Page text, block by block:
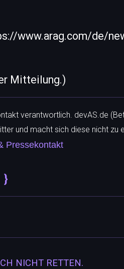
www.arag.com/de/
Mitteilung.)
verantwortlich. devAS.de
und macht sich diese nicht zu
Pressekontakt
NICHT RETTEN.